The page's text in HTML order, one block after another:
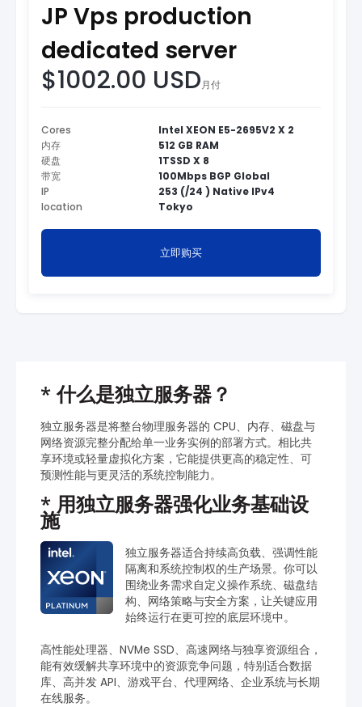
JP Vps production
dedicated server
$1002.00 USD月付
Cores
Intel XEON E5-2695V2 X 2
内存
512 GB RAM
硬盘
1TSSD X 8
带宽
100Mbps BGP Global
IP
253 (/24 ) Native IPv4
location
Tokyo
立即购买
* 什么是独立服务器？
独立服务器是将整台物理服务器的 CPU、内存、磁盘与
网络资源完整分配给单一业务实例的部署方式。相比共
享环境或轻量虚拟化方案，它能提供更高的稳定性、可
预测性能与更灵活的系统控制能力。
* 用独立服务器强化业务基础设
施
独立服务器适合持续高负载、强调性能
隔离和系统控制权的生产场景。你可以
围绕业务需求自定义操作系统、磁盘结
构、网络策略与安全方案，让关键应用
始终运行在更可控的底层环境中。
高性能处理器、NVMe SSD、高速网络与独享资源组合，
能有效缓解共享环境中的资源竞争问题，特别适合数据
库、高并发 API、游戏平台、代理网络、企业系统与长期
在线服务。